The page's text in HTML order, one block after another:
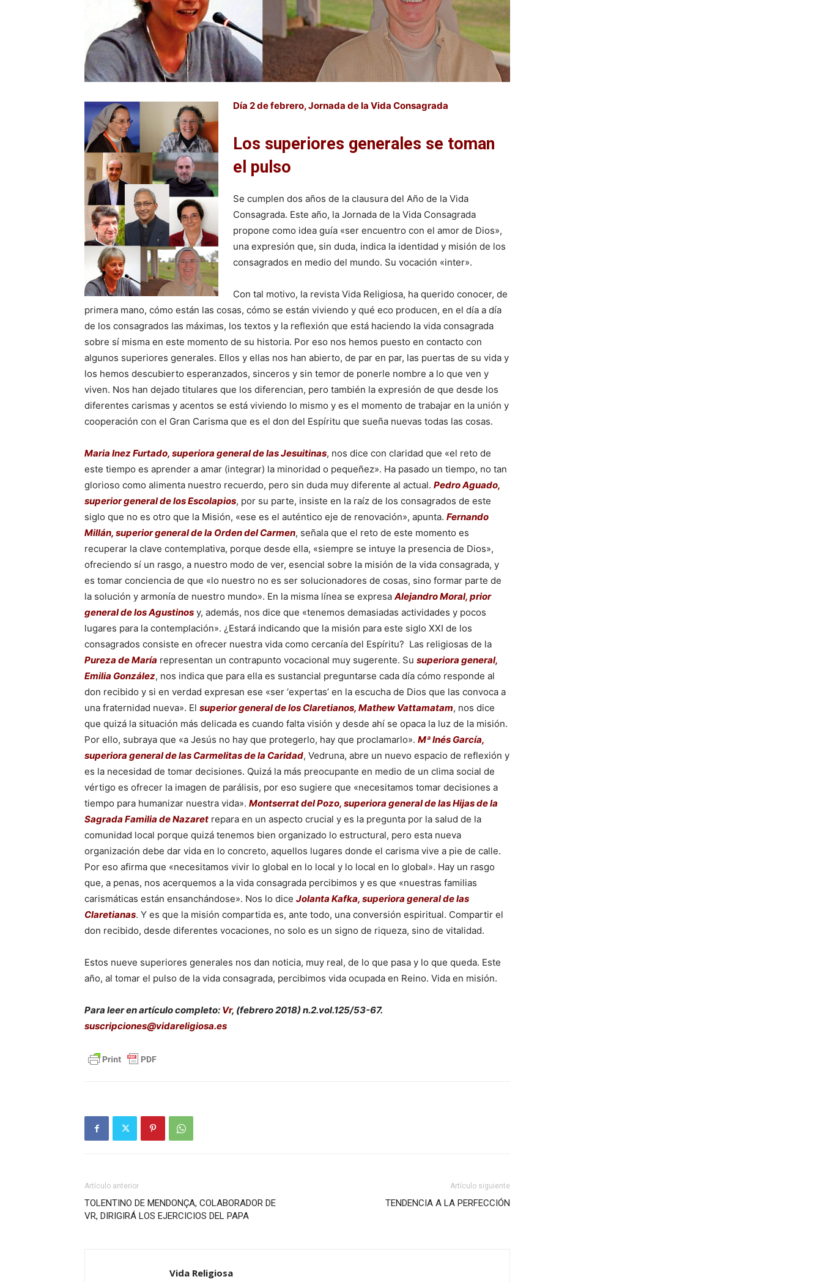
Día 2 de febrero, Jornada de la Vida Consagrada
Los superiores generales se toman
el pulso
Se cumplen dos años de la clausura del Año de la Vida
Consagrada. Este año, la Jornada de la Vida Consagrada
propone como idea guía «ser encuentro con el amor de Dios»,
una expresión que, sin duda, indica la identidad y misión de los
consagrados en medio del mundo. Su vocación «inter».
Con tal motivo, la revista Vida Religiosa, ha querido conocer, de
primera mano, cómo están las cosas, cómo se están viviendo y qué eco producen, en el día a día
de los consagrados las máximas, los textos y la reflexión que está haciendo la vida consagrada
sobre sí misma en este momento de su historia. Por eso nos hemos puesto en contacto con
algunos superiores generales. Ellos y ellas nos han abierto, de par en par, las puertas de su vida y
los hemos descubierto esperanzados, sinceros y sin temor de ponerle nombre a lo que ven y
viven. Nos han dejado titulares que los diferencian, pero también la expresión de que desde los
diferentes carismas y acentos se está viviendo lo mismo y es el momento de trabajar en la unión y
cooperación con el Gran Carisma que es el don del Espíritu que sueña nuevas todas las cosas.
Maria Inez Furtado, superiora general de las Jesuitinas, nos dice con claridad que «el reto de
este tiempo es aprender a amar (integrar) la minoridad o pequeñez». Ha pasado un tiempo, no tan
glorioso como alimenta nuestro recuerdo, pero sin duda muy diferente al actual. Pedro Aguado,
superior general de los Escolapios, por su parte, insiste en la raíz de los consagrados de este
siglo que no es otro que la Misión, «ese es el auténtico eje de renovación», apunta. Fernando
Millán, superior general de la Orden del Carmen, señala que el reto de este momento es
recuperar la clave contemplativa, porque desde ella, «siempre se intuye la presencia de Dios»,
ofreciendo sí un rasgo, a nuestro modo de ver, esencial sobre la misión de la vida consagrada, y
es tomar conciencia de que «lo nuestro no es ser solucionadores de cosas, sino formar parte de
la solución y armonía de nuestro mundo». En la misma línea se expresaAlejandro Moral, prior
general de los Agustinos y, además, nos dice que «tenemos demasiadas actividades y pocos
lugares para la contemplación». ¿Estará indicando que la misión para este siglo XXI de los
consagrados consiste en ofrecer nuestra vida como cercanía del Espíritu? Las religiosas de la
Pureza de María representan un contrapunto vocacional muy sugerente. Su superiora general,
Emilia González, nos indica que para ella es sustancial preguntarse cada día cómo responde al
don recibido y si en verdad expresan ese «ser ‘expertas’ en la escucha de Dios que las convoca a
una fraternidad nueva». El superior general de los Claretianos, Mathew Vattamatam, nos dice
que quizá la situación más delicada es cuando falta visión y desde ahí se opaca la luz de la misión.
Por ello, subraya que «a Jesús no hay que protegerlo, hay que proclamarlo». Mª Inés García,
superiora general de las Carmelitas de la Caridad, Vedruna, abre un nuevo espacio de reflexión y
es la necesidad de tomar decisiones. Quizá la más preocupante en medio de un clima social de
vértigo es ofrecer la imagen de parálisis, por eso sugiere que «necesitamos tomar decisiones a
tiempo para humanizar nuestra vida». Montserrat del Pozo, superiora general de las Hijas de la
Sagrada Familia de Nazaret repara en un aspecto crucial y es la pregunta por la salud de la
comunidad local porque quizá tenemos bien organizado lo estructural, pero esta nueva
organización debe dar vida en lo concreto, aquellos lugares donde el carisma vive a pie de calle.
Por eso afirma que «necesitamos vivir lo global en lo local y lo local en lo global». Hay un rasgo
que, a penas, nos acerquemos a la vida consagrada percibimos y es que «nuestras familias
carismáticas están ensanchándose». Nos lo dice Jolanta Kafka, superiora general de las
Claretianas. Y es que la misión compartida es, ante todo, una conversión espiritual. Compartir el
don recibido, desde diferentes vocaciones, no solo es un signo de riqueza, sino de vitalidad.
Estos nueve superiores generales nos dan noticia, muy real, de lo que pasa y lo que queda. Este
año, al tomar el pulso de la vida consagrada, percibimos vida ocupada en Reino. Vida en misión.
Para leer en artículo completo: Vr, (febrero 2018) n.2.vol.125/53-67.
suscripciones@vidareligiosa.es
Artículo anterior
TOLENTINO DE MENDONÇA, COLABORADOR DE
VR, DIRIGIRÁ LOS EJERCICIOS DEL PAPA
Artículo siguiente
TENDENCIA A LA PERFECCIÓN
Vida Religiosa